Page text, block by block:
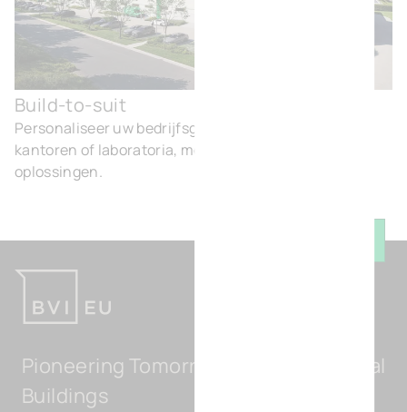
Build-to-suit
Personaliseer uw bedrijfsgebouwen: magazijnen,
kantoren of laboratoria, met moderne en duurzame
oplossingen.
Pioneering Tomorrow's Light Industrial
Buildings